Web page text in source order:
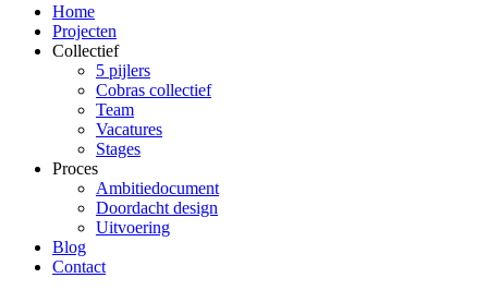
Home
Projecten
Collectief
5 pijlers
Cobras collectief
Team
Vacatures
Stages
Proces
Ambitiedocument
Doordacht design
Uitvoering
Blog
Contact